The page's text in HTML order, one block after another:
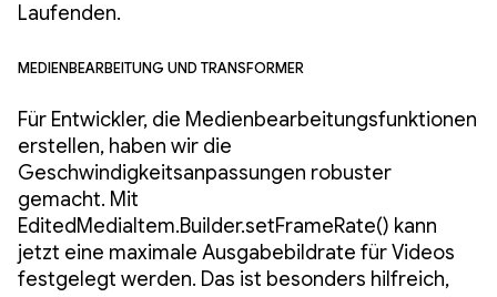
Laufenden.
Medienbearbeitung und Transformer
Für Entwickler, die Medienbearbeitungsfunktionen
erstellen, haben wir die
Geschwindigkeitsanpassungen robuster
gemacht. Mit
EditedMediaItem.Builder.setFrameRate() kann
jetzt eine maximale Ausgabebildrate für Videos
festgelegt werden. Das ist besonders hilfreich,